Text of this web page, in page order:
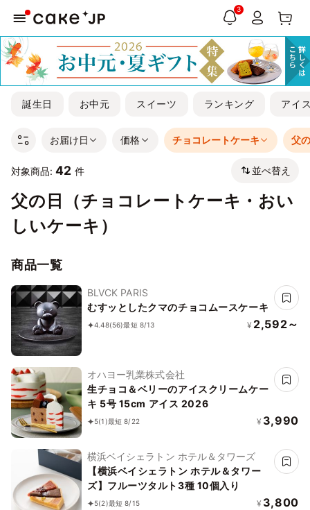
3
誕生日 お中元 スイーツ ランキング アイ
お届け日 価格 チョコレートケーキ 父
対象商品: 42 件 並べ替え
父の日（チョコレートケーキ・おい
しいケーキ）
商品一覧
BLVCK PARIS
むすッとしたクマのチョコムースケーキ
4.48(56)最短 8/13 ¥ 2,592～
オハヨー乳業株式会社
生チョコ＆ベリーのアイスクリームケー
キ 5号 15cm アイス 2026
5(1)最短 8/22 ¥ 3,990
横浜ベイシェラトン ホテル＆タワーズ
【横浜ベイシェラトン ホテル＆タワー
ズ】フルーツタルト3種 10個入り
5(2)最短 8/15 ¥ 3,800